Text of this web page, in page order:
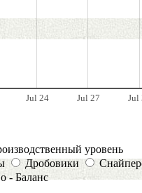
Jul 24 Jul 27 Jul
уровень
Дробовики
- Баланс